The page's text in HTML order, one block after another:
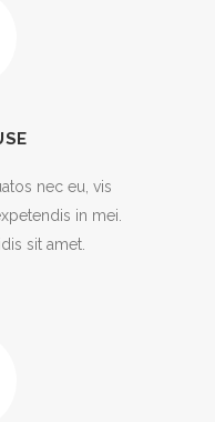
nec eu, vis
in mei.
sit amet.